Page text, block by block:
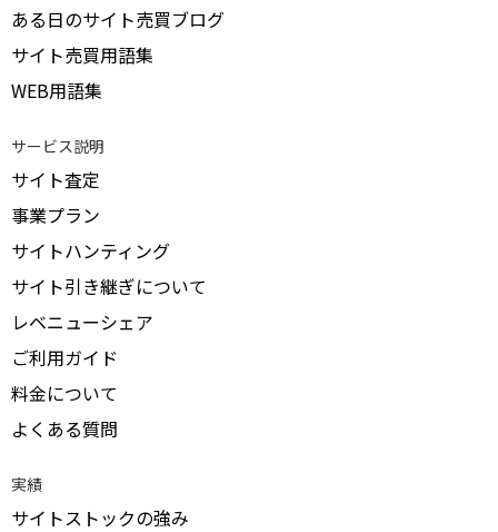
ある日のサイト売買ブログ
サイト売買用語集
WEB用語集
サービス説明
サイト査定
事業プラン
サイトハンティング
サイト引き継ぎについて
レベニューシェア
ご利用ガイド
料金について
よくある質問
実績
サイトストックの強み